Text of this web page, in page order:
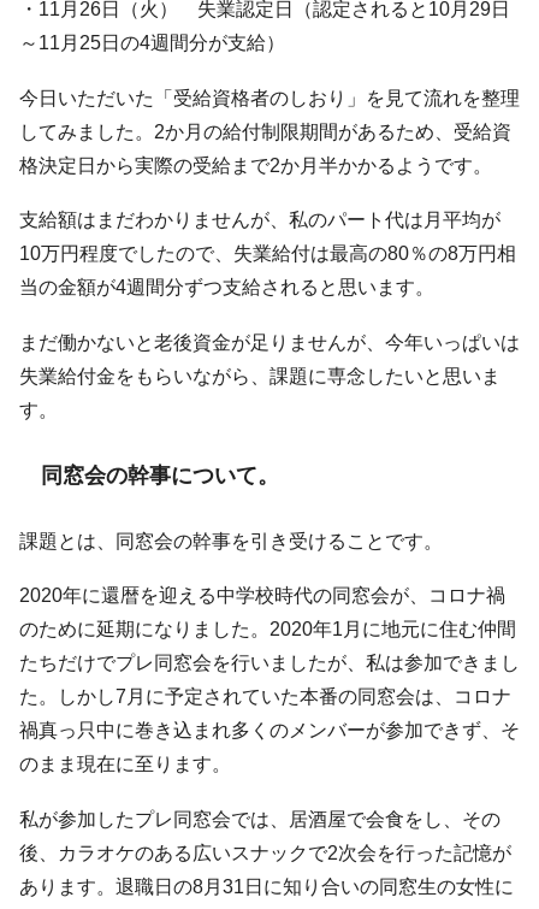
・11月26日（火） 失業認定日（認定されると10月29日
～11月25日の4週間分が支給）
今日いただいた「受給資格者のしおり」を見て流れを整理
してみました。2か月の給付制限期間があるため、受給資
格決定日から実際の受給まで2か月半かかるようです。
支給額はまだわかりませんが、私のパート代は月平均が
10万円程度でしたので、失業給付は最高の80％の8万円相
当の金額が4週間分ずつ支給されると思います。
まだ働かないと老後資金が足りませんが、今年いっぱいは
失業給付金をもらいながら、課題に専念したいと思いま
す。
同窓会の幹事について。
課題とは、同窓会の幹事を引き受けることです。
2020年に還暦を迎える中学校時代の同窓会が、コロナ禍
のために延期になりました。2020年1月に地元に住む仲間
たちだけでプレ同窓会を行いましたが、私は参加できまし
た。しかし7月に予定されていた本番の同窓会は、コロナ
禍真っ只中に巻き込まれ多くのメンバーが参加できず、そ
のまま現在に至ります。
私が参加したプレ同窓会では、居酒屋で会食をし、その
後、カラオケのある広いスナックで2次会を行った記憶が
あります。退職日の8月31日に知り合いの同窓生の女性に